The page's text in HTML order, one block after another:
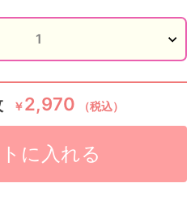
￥2,970 （税込）
に入れる